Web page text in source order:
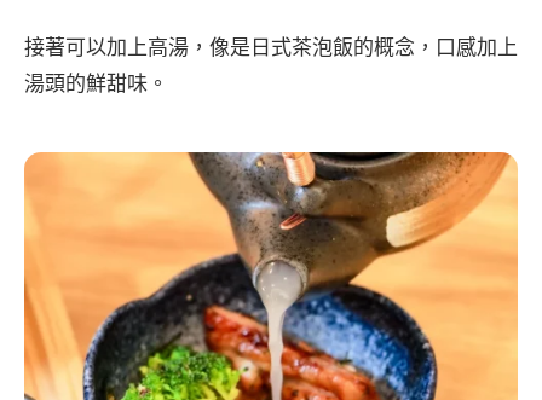
接著可以加上高湯，像是日式茶泡飯的概念，口感加上
湯頭的鮮甜味。